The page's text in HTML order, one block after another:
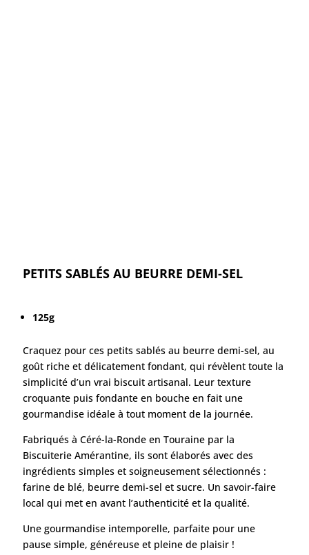
PETITS SABLÉS AU BEURRE DEMI-SEL
125g
Craquez pour ces petits sablés au beurre demi-sel, au
goût riche et délicatement fondant, qui révèlent toute la
simplicité d’un vrai biscuit artisanal. Leur texture
croquante puis fondante en bouche en fait une
gourmandise idéale à tout moment de la journée.
Fabriqués à Céré-la-Ronde en Touraine par la
Biscuiterie Amérantine, ils sont élaborés avec des
ingrédients simples et soigneusement sélectionnés :
farine de blé, beurre demi-sel et sucre. Un savoir-faire
local qui met en avant l’authenticité et la qualité.
Une gourmandise intemporelle, parfaite pour une
pause simple, généreuse et pleine de plaisir !